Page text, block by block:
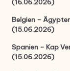
(16.06.2026)
Belgien –
(15.06.2026)
Spanien – Kap
(15.06.2026)